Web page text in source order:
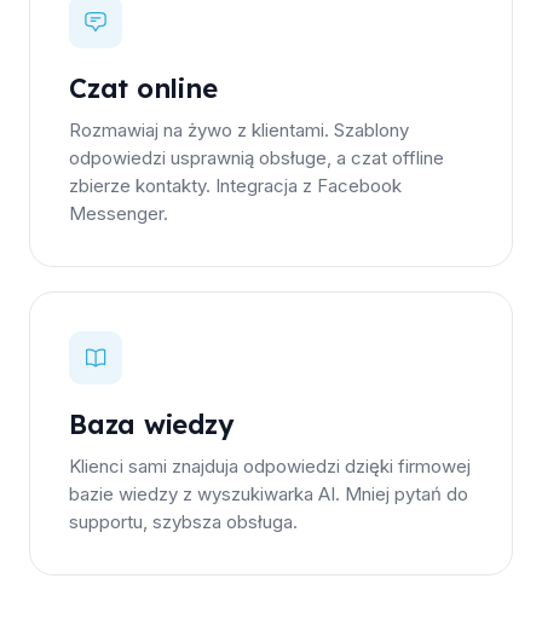
Czat online
Rozmawiaj na żywo z klientami. Szablony
odpowiedzi usprawnią obsługe, a czat offline
zbierze kontakty. Integracja z Facebook
Messenger.
Baza wiedzy
Klienci sami znajduja odpowiedzi dzięki firmowej
bazie wiedzy z wyszukiwarka AI. Mniej pytań do
supportu, szybsza obsługa.